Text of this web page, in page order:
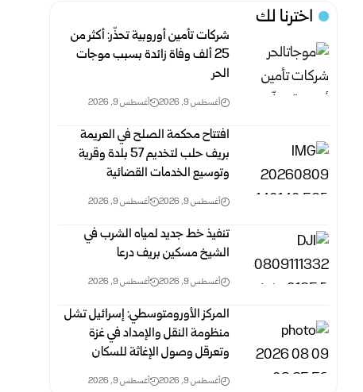
اخترنا لك
شركات تأمين أوروبية تحذّر: أكثر من
25 ألف وفاة زائدة بسبب موجات
الحر
أغسطس 9, 2026 أغسطس 9, 2026
افتتاح محكمة الصلح في العريمة
بريف حلب لتخديم 57 بلدة وقرية
وتوسيع الخدمات القضائية
أغسطس 9, 2026 أغسطس 9, 2026
تنفيذ خط جديد لمياه الشرب في
الشيخ مسكين بريف درعا
أغسطس 9, 2026 أغسطس 9, 2026
المركز الأورومتوسطي: إسرائيل تشل
منظومة النقل والإمداد في غزة
وتعرقل وصول الإغاثة للسكان
أغسطس 9, 2026 أغسطس 9, 2026